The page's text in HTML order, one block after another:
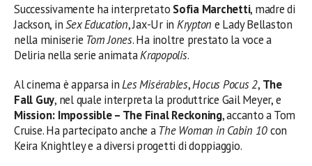
Successivamente ha interpretato Sofia Marchetti, madre di
Jackson, inSex Education, Jax-Ur in Krypton e Lady Bellaston
nella miniserie Tom Jones. Ha inoltre prestato la voce a
Deliria nella serie animataKrapopolis.
Al cinema è apparsa inLes Misérables,Hocus Pocus 2, The
Fall Guy, nel quale interpreta la produttrice Gail Meyer, e
Mission: Impossible – The Final Reckoning, accanto a Tom
Cruise. Ha partecipato anche a The Woman in Cabin 10con
Keira Knightley e a diversi progetti di doppiaggio.